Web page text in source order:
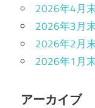
2026年4月
2026年3月
2026年2月
2026年1月
アーカイブ